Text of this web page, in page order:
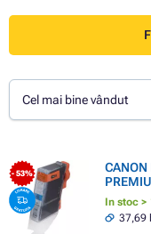
Cel mai bine vândut
- 53%
In stoc >
37,69